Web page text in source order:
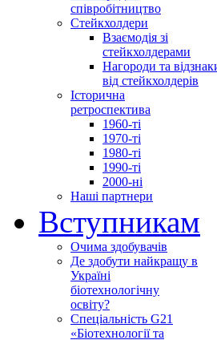
співробітництво
Стейкхолдери
Взаємодія зі
стейкхолдерами
Нагороди та
від стейкхолдерів
Історична
ретроспектива
1960-ті
1970-ті
1980-ті
1990-ті
2000-ні
Наші партнери
Вступникам
Очима здобувачів
Де здобути найкращу в
Україні
біотехнологічну
освіту?
Спеціальність G21
«Біотехнології та